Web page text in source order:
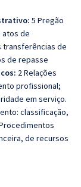
5 Pregão
atos de
transferências de
de repasse
2 Relações
profissional;
em serviço.
classificação,
de recursos